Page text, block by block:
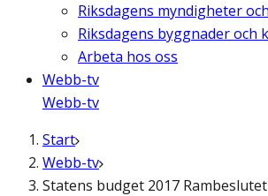
Riksdagens myndigheter
Riksdagens byggnader och
Arbeta hos oss
Webb-tv
Webb-tv
Start
Webb-tv
Statens budget 2017